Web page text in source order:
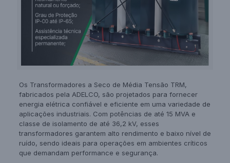
Os Transformadores a Seco de Média Tensão TRM,
fabricados pela ADELCO, são projetados para fornecer
energia elétrica confiável e eficiente em uma variedade de
aplicações industriais. Com potências de até 15 MVA e
classe de isolamento de até 36,2 kV, esses
transformadores garantem alto rendimento e baixo nível de
ruído, sendo ideais para operações em ambientes críticos
que demandam performance e segurança.